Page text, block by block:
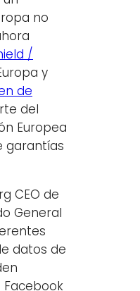
no
/
y
de
del
Europea
garantías
CEO de
General
datos de